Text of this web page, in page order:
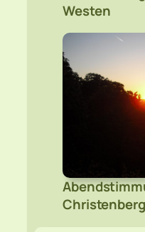
Westen
Christenberg